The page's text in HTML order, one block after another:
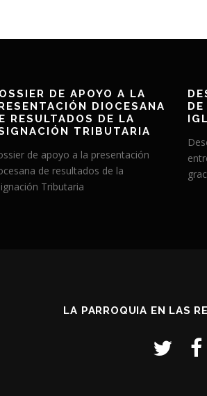
DE APOYO A LA
DIOCESANA
RESULTADOS DE LA
TRIBUTARIA
de apoyo a la presentación
de resultados de la
Tributaria
LA PARROQUIA EN LAS